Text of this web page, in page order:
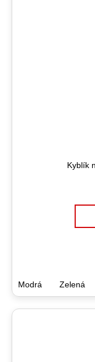
Kyblík
Modrá Zelená